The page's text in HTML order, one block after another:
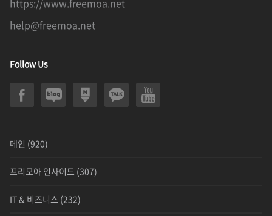
https://www.freemoa.net
help@freemoa.net
Follow Us
메인 (920)
프리모아 인사이드 (307)
IT & 비즈니스 (232)